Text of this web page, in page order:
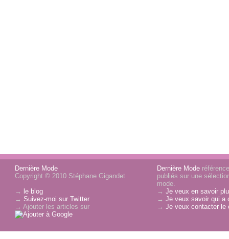
Dernière Mode
Copyright © 2010 Stéphane Gigandet
→ le blog
→ Suivez-moi sur Twitter
→ Ajouter les articles sur
Dernière Mode
publiés sur une
mode.
→Je veux en savoir
→Je veux savoir qui a
→Je veux contacter le